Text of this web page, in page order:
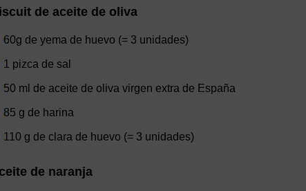
de aceite de oliva
60g de yema de huevo (= 3 unidades)
1 pizca de sal
50 ml de aceite de oliva virgen extra de España
85 g de harina
110 g de clara de huevo (= 3 unidades)
de naranja